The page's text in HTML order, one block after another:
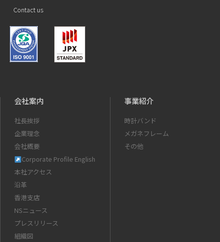
Contact us
会社案内
社長挨拶
企業理念
会社概要
Corporate Profile English
本社アクセス
沿革
香港支店
NSニュース
プレスリリース
組織図
事業紹介
時計バンド
メガネフレーム
その他